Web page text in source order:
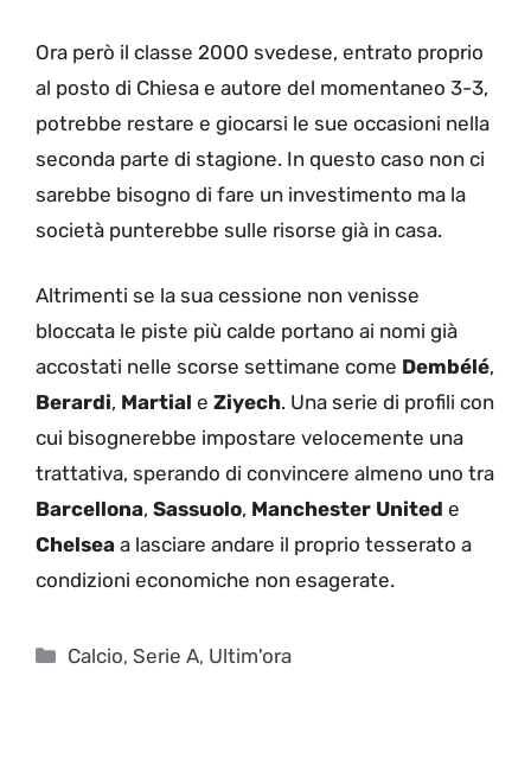
Ora però il classe 2000 svedese, entrato proprio
al posto di Chiesa e autore del momentaneo 3-3,
potrebbe restare e giocarsi le sue occasioni nella
seconda parte di stagione. In questo caso non ci
sarebbe bisogno di fare un investimento ma la
società punterebbe sulle risorse già in casa.
Altrimenti se la sua cessione non venisse
bloccata le piste più calde portano ai nomi già
accostati nelle scorse settimane come Dembélé,
Berardi, Martial e Ziyech. Una serie di profili con
cui bisognerebbe impostare velocemente una
trattativa, sperando di convincere almeno uno tra
Barcellona, Sassuolo, Manchester United e
Chelsea a lasciare andare il proprio tesserato a
condizioni economiche non esagerate.
Categorie
Calcio,Serie A, Ultim'ora